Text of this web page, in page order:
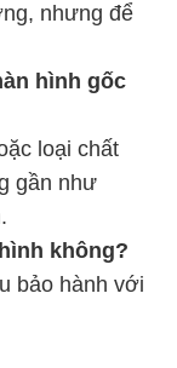
nhưng để
hình gốc
loại chất
gần như
không?
bảo hành với